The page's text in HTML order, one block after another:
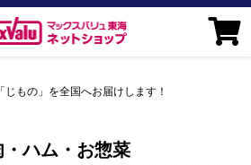
もの」を全国へお届けします！
・ハム・お惣菜